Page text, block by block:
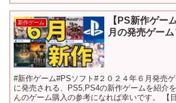
ら...
新作ゲーム
【PS新作ゲー
月の発売ゲー
#新作ゲーム#PSソフト#２０２４年６月発売
に発売される、PS5,PS4の新作ゲームを紹介
んのゲーム購入の参考になれば幸いです。 【